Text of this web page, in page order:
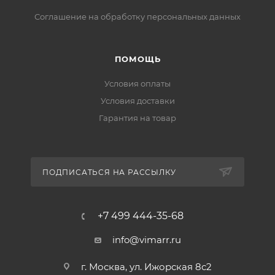
Соглашение на обработку персональных данных
ПОМОЩЬ
Условия оплаты
Условия доставки
Гарантия на товар
ПОДПИСАТЬСЯ НА РАССЫЛКУ
+7 499 444-35-68
info@vimarr.ru
г. Москва, ул. Ижорская 8с2